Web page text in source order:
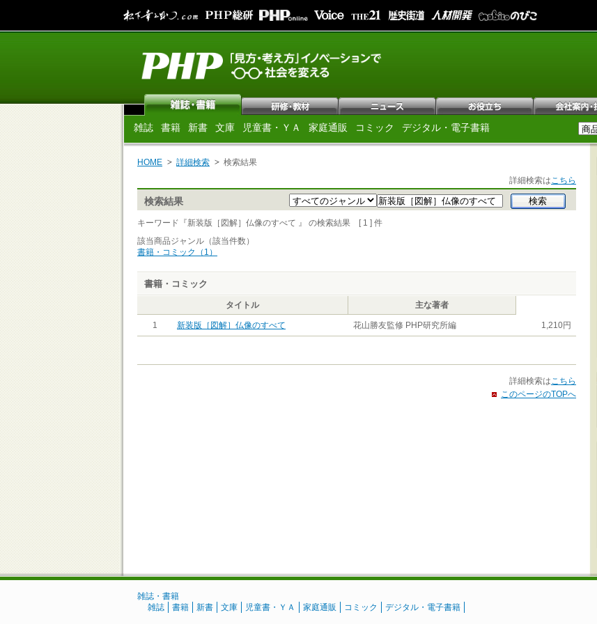
雑誌 書籍 新書 文庫 児童書・ＹＡ 家庭通販 コミック デジタル・電子書籍
HOME 詳細検索
検索結果
詳細検索はこちら
検索結果
キーワード『新装版［図解］仏像のすべて 』 の検索結果 [ 1 ] 件
該当商品ジャンル（該当件数）
書籍・コミック（1）
書籍・コミック
タイトル 主な著者
1 新装版［図解］仏像のすべて 花山勝友監修 PHP研究所編 1,210円
詳細検索はこちら
このページのTOPへ
雑誌・書籍
雑誌
書籍 新書 文庫 児童書・ＹＡ 家庭通販 コミック デジタル・電子書籍